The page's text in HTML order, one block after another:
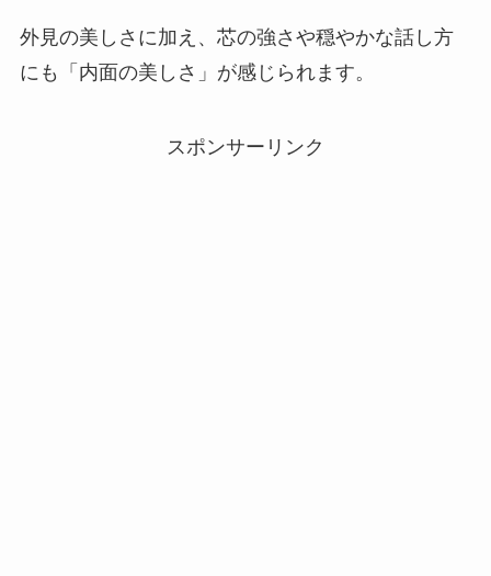
外見の美しさに加え、芯の強さや穏やかな話し方
にも「内面の美しさ」が感じられます。
スポンサーリンク